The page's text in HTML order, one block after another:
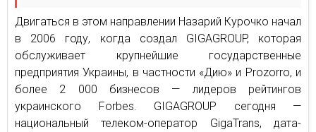
Двигаться в этом направлении Назарий Курочко начал
в 2006 году, когда создал GIGAGROUP, которая
обслуживает крупнейшие государственные
предприятия Украины, в частности «Дию» и Prozorro, и
более 2 000 бизнесов — лидеров рейтингов
украинского Forbes. GIGAGROUP сегодня —
национальный телеком-оператор GigaTrans, дата-